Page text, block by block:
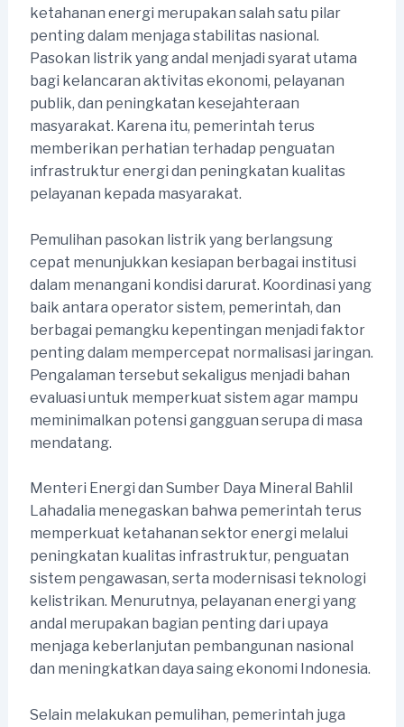
ketahanan energi merupakan salah satu pilar
penting dalam menjaga stabilitas nasional.
Pasokan listrik yang andal menjadi syarat utama
bagi kelancaran aktivitas ekonomi, pelayanan
publik, dan peningkatan kesejahteraan
masyarakat. Karena itu, pemerintah terus
memberikan perhatian terhadap penguatan
infrastruktur energi dan peningkatan kualitas
pelayanan kepada masyarakat.
Pemulihan pasokan listrik yang berlangsung
cepat menunjukkan kesiapan berbagai institusi
dalam menangani kondisi darurat. Koordinasi yang
baik antara operator sistem, pemerintah, dan
berbagai pemangku kepentingan menjadi faktor
penting dalam mempercepat normalisasi jaringan.
Pengalaman tersebut sekaligus menjadi bahan
evaluasi untuk memperkuat sistem agar mampu
meminimalkan potensi gangguan serupa di masa
mendatang.
Menteri Energi dan Sumber Daya Mineral Bahlil
Lahadalia menegaskan bahwa pemerintah terus
memperkuat ketahanan sektor energi melalui
peningkatan kualitas infrastruktur, penguatan
sistem pengawasan, serta modernisasi teknologi
kelistrikan. Menurutnya, pelayanan energi yang
andal merupakan bagian penting dari upaya
menjaga keberlanjutan pembangunan nasional
dan meningkatkan daya saing ekonomi Indonesia.
Selain melakukan pemulihan, pemerintah juga